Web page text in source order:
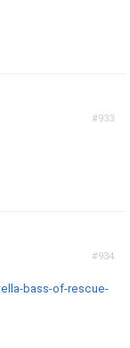
#933
#934
bass-of-rescue-